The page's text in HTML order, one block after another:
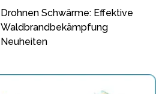
Drohnen Schwärme: Effektive
Waldbrandbekämpfung
Neuheiten